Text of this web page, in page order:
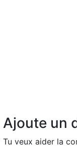
Ajoute un
Tu veux aider la